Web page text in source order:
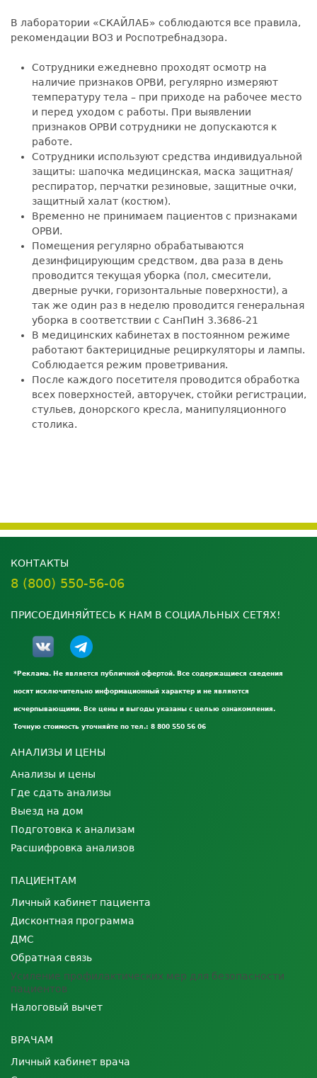
В лаборатории «СКАЙЛАБ» соблюдаются все правила,
рекомендации ВОЗ и Роспотребнадзора.
Сотрудники ежедневно проходят осмотр на
наличие признаков ОРВИ, регулярно измеряют
температуру тела – при приходе на рабочее место
и перед уходом с работы. При выявлении
признаков ОРВИ сотрудники не допускаются к
работе.
Сотрудники используют средства индивидуальной
защиты: шапочка медицинская, маска защитная/
респиратор, перчатки резиновые, защитные очки,
защитный халат (костюм).
Временно не принимаем пациентов с признаками
ОРВИ.
Помещения регулярно обрабатываются
дезинфицирующим средством, два раза в день
проводится текущая уборка (пол, смесители,
дверные ручки, горизонтальные поверхности), а
так же один раз в неделю проводится генеральная
уборка в соответствии с СанПиН 3.3686-21
В медицинских кабинетах в постоянном режиме
работают бактерицидные рециркуляторы и лампы.
Соблюдается режим проветривания.
После каждого посетителя проводится обработка
всех поверхностей, авторучек, стойки регистрации,
стульев, донорского кресла, манипуляционного
столика.
КОНТАКТЫ
8 (800) 550-56-06
ПРИСОЕДИНЯЙТЕСЬ К НАМ В СОЦИАЛЬНЫХ СЕТЯХ!
*Реклама. Не является публичной офертой. Все содержащиеся сведения
носят исключительно информационный характер и не являются
исчерпывающими. Все цены и выгоды указаны с целью ознакомления.
Точную стоимость уточняйте по тел.: 8 800 550 56 06
АНАЛИЗЫ И ЦЕНЫ
Анализы и цены
Где сдать анализы
Выезд на дом
Подготовка к анализам
Расшифровка анализов
ПАЦИЕНТАМ
Личный кабинет пациента
Дисконтная программа
ДМС
Обратная связь
Усиление профилактических мер для безопасности
пациентов
Налоговый вычет
ВРАЧАМ
Личный кабинет врача